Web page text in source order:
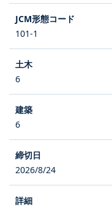
101-1
6
6
2026/8/24